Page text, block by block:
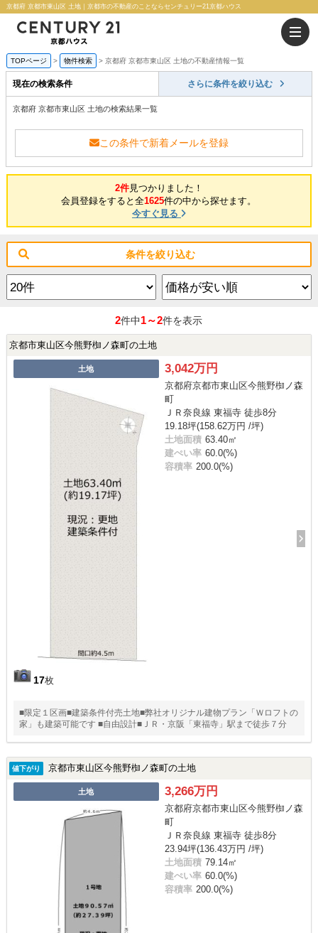
京都府 京都市東山区 土地｜京都市の不動産のことならセンチュリー21京都ハウス
TOPページ 物件検索 京都府 京都市東山区 土地の不動産情報一覧
現在の検索条件 さらに条件を絞り込む
京都府 京都市東山区 土地の検索結果一覧
この条件で新着メールを登録
2件見つかりました！
会員登録をすると全1625件の中から探せます。
今すぐ見る
条件を絞り込む
2件中1～2件を表示
京都市東山区今熊野椥ノ森町の土地
土地
17枚
3,042万円
京都府京都市東山区今熊野椥ノ森
町
ＪＲ奈良線 東福寺 徒歩8分
19.18坪(158.62万円 /坪)
土地面積 63.40㎡
建ぺい率 60.0(%)
容積率 200.0(%)
■限定１区画■建築条件付売土地■弊社オリジナル建物プラン「Ｗロフトの
家」も建築可能です ■自由設計■ＪＲ・京阪「東福寺」駅まで徒歩７分
値下がり 京都市東山区今熊野椥ノ森町の土地
土地 3,266万円
京都府京都市東山区今熊野椥ノ森
町
ＪＲ奈良線 東福寺 徒歩8分
23.94坪(136.43万円 /坪)
土地面積 79.14㎡
建ぺい率 60.0(%)
容積率 200.0(%)